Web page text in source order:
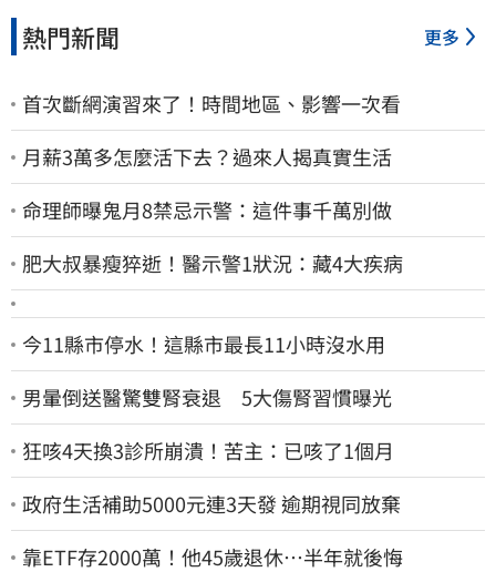
熱門新聞 更多
首次斷網演習來了！時間地區、影響一次看
月薪3萬多怎麼活下去？過來人揭真實生活
命理師曝鬼月8禁忌示警：這件事千萬別做
肥大叔暴瘦猝逝！醫示警1狀況：藏4大疾病
今11縣市停水！這縣市最長11小時沒水用
男暈倒送醫驚雙腎衰退 5大傷腎習慣曝光
狂咳4天換3診所崩潰！苦主：已咳了1個月
政府生活補助5000元連3天發 逾期視同放棄
靠ETF存2000萬！他45歲退休…半年就後悔